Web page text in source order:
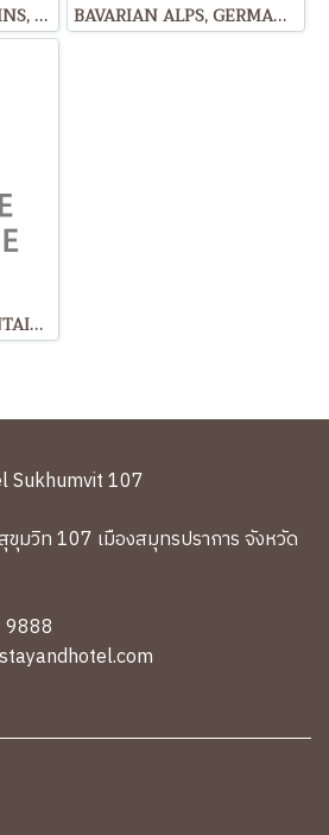
HIMALAYA MOUNTAINS, NEPAL BAVARIAN ALPS, GERMANY
AMA DABLAM MOUNTAINS, NEPAL
Sukhumvit 107
มวิท 107 เมืองสมุทรปราการ จังหวัด
9888